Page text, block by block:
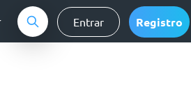
Entrar Registro